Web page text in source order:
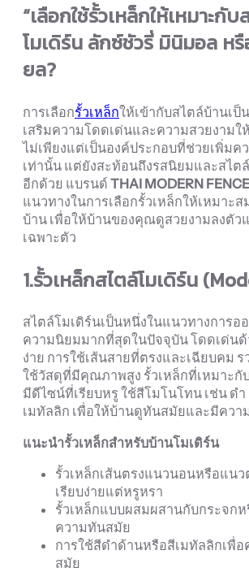
“เลือกใช้รั้วเหล็กให้เหมาะกั
โมเดิร์น ลักซ์ชัวรี่ มินิมอล ห
ยล?
การเลือกรั้วเหล็กให้เข้ากับสไตล์บ้านเ
เสริมความโดดเด่นและความสวยงาม
ไม่เพียงแต่เป็นองค์ประกอบที่ช่วยเพิ่มค
เท่านั้น แต่ยังสะท้อนถึงรสนิยมและสไต
อีกด้วย แบรนด์ THAI MODERN FENCE
แนวทางในการเลือกรั้วเหล็กให้เหมาะ
บ้าน เพื่อให้บ้านของคุณดูสวยงามลงตั
เฉพาะตัว
1.รั้วเหล็กสไตล์โมเดิร์น
สไตล์โมเดิร์นเป็นหนึ่งในแนวทางการอ
ความนิยมมากที่สุดในปัจจุบัน โดดเด่นด้
ง่าย การใช้เส้นสายที่ตรงและเฉียบคม ร
ใช้วัสดุที่มีคุณภาพสูง รั้วเหล็กที่เหมาะกั
มีดีไซน์ที่เรียบหรู ใช้สีโมโนโทน เช่น ดำ
เมทัลลิก เพื่อให้บ้านดูทันสมัยและมีควา
แนะนำรั้วเหล็กสำหรับบ้านโมเดิร์น
รั้วเหล็กเส้นตรงแนวนอนหรือแนว
เรียบง่ายแต่หรูหรา
รั้วเหล็กแบบผสมผสานกับกระจก
ความทันสมัย
การใช้สีดำด้านหรือสีเมทัลลิกเพื่
สมัย